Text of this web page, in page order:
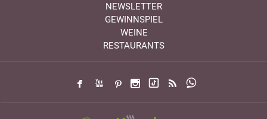
NEWSLETTER
GEWINNSPIEL
WEINE
RESTAURANTS